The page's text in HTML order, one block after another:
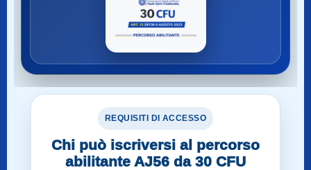
REQUISITI DI ACCESSO
Chi può iscriversi al percorso
abilitante AJ56 da 30 CFU